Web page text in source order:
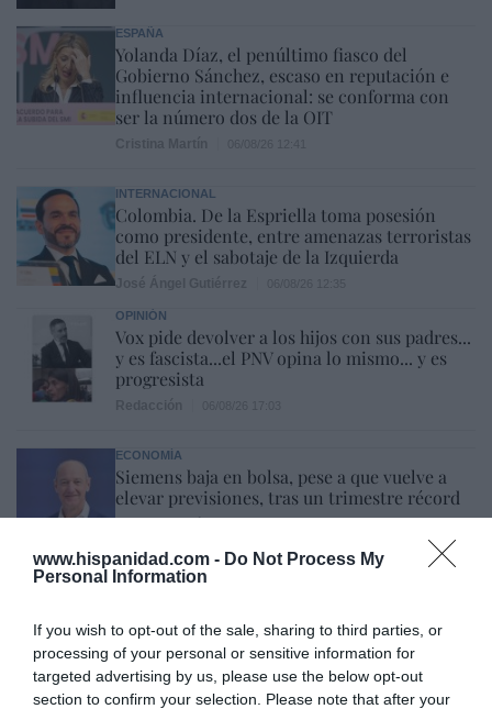
www.hispanidad.com - Do Not Process My
Personal Information
If you wish to opt-out of the sale, sharing to third parties, or
processing of your personal or sensitive information for
targeted advertising by us, please use the below opt-out
section to confirm your selection. Please note that after your
ESPAÑA
Yolanda Díaz, el penúltimo fiasco del
Gobierno Sánchez, escaso en reputación e
influencia internacional: se conforma con
ser la número dos de la OIT
INTERNACIONAL
Colombia. De la Espriella toma posesión
como presidente, entre amenazas terroristas
del ELN y el sabotaje de la Izquierda
OPINIÓN
Vox pide devolver a los hijos con sus padres...
y es fascista...el PNV opina lo mismo... y es
progresista
ECONOMÍA
Siemens baja en bolsa, pese a que vuelve a
elevar previsiones, tras un trimestre récord
OPINIÓN
España. Tenemos un Gobierno en
connivencia con Marruecos”: acusa una ceutí
Hispanidad 06/08/26 11:30